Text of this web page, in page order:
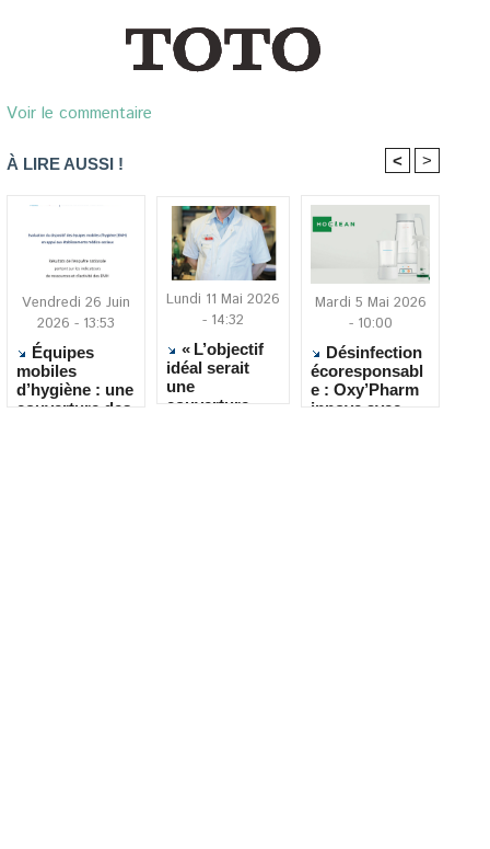
Voir le commentaire
À LIRE AUSSI ! < >
Vendredi 26 Juin
2026 - 13:53
Équipes
mobiles
d’hygiène : une
couverture des
Lundi 11 Mai 2026
- 14:32
« L’objectif
idéal serait
une
couverture
Mardi 5 Mai 2026
- 10:00
Désinfection
écoresponsabl
e : Oxy’Pharm
innove avec